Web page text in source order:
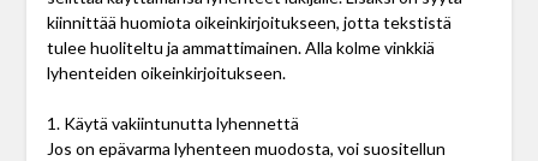
kiinnittää huomiota oikeinkirjoitukseen, jotta tekstistä
tulee huoliteltu ja ammattimainen. Alla kolme vinkkiä
lyhenteiden oikeinkirjoitukseen.
1. Käytä vakiintunutta lyhennettä
Jos on epävarma lyhenteen muodosta, voi suositellun